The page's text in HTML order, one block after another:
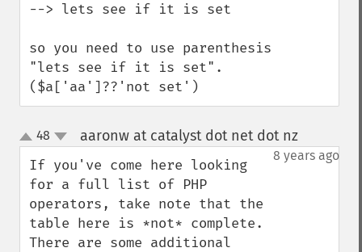
--> lets see if it is set
so you need to use parenthesis
"lets see if it is set".
($a['aa']??'not set')
up
down
48 aaronw at catalyst dot net dot nz¶
8 years ago
If you've come here looking
for a full list of PHP
operators, take note that the
table here is *not* complete.
There are some additional